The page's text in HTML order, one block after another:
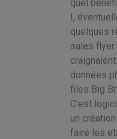
quel
I,
quelques
sales
craignaient.
données
files Big
C'est
un
faire les